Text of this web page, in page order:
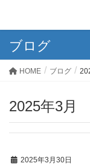
ブログ
HOME ブログ
2025年3月
2025年3月30日